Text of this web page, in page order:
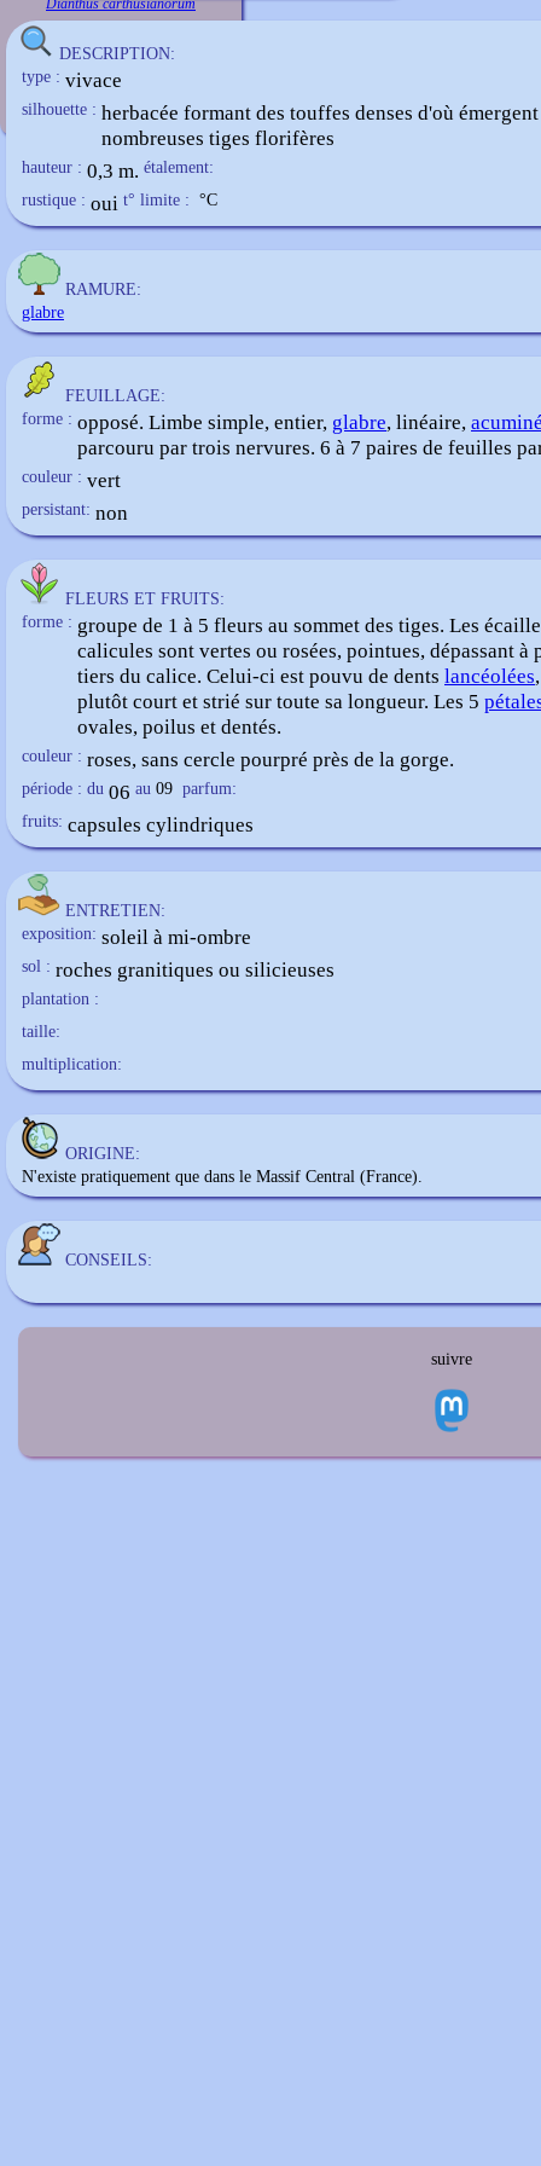
Dianthus carthusianorum
DESCRIPTION:
type : vivace
silhouette : herbacée formant des touffes denses d'où
nombreuses tiges florifères
hauteur : 0,3 m. étalement:
rustique : oui t° limite : °C
RAMURE:
glabre
FEUILLAGE:
forme : opposé. Limbe simple, entier, glabre, linéaire,
parcouru par trois nervures. 6 à 7 paires de feuilles
couleur : vert
persistant: non
FLEURS ET FRUITS:
forme : groupe de 1 à 5 fleurs au sommet des tiges. Les
calicules sont vertes ou rosées, pointues, dépassant à
tiers du calice. Celui-ci est pouvu de dents lancéolées
plutôt court et strié sur toute sa longueur. Les 5
ovales, poilus et dentés.
couleur : roses, sans cercle pourpré près de la gorge.
période : du 06 au 09 parfum:
fruits: capsules cylindriques
ENTRETIEN:
exposition: soleil à mi-ombre
sol : roches granitiques ou silicieuses
plantation :
taille:
multiplication:
ORIGINE:
N'existe pratiquement que dans le Massif Central (France).
CONSEILS:
suivre